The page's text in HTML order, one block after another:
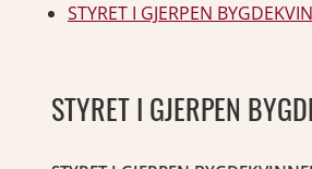
STYRET I GJERPEN
STYRET I GJERPEN